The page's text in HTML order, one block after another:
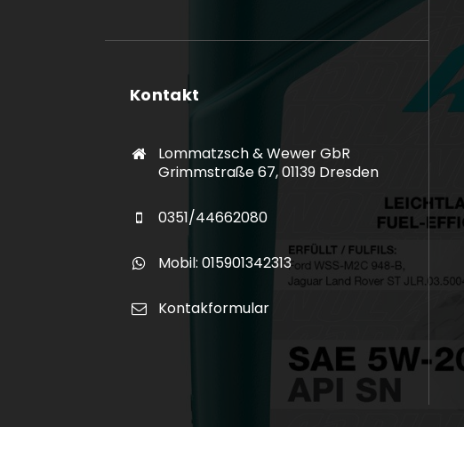
Kontakt
Lommatzsch & Wewer GbR
Grimmstraße 67, 01139 Dresden
0351/44662080
Mobil: 015901342313
Kontakformular